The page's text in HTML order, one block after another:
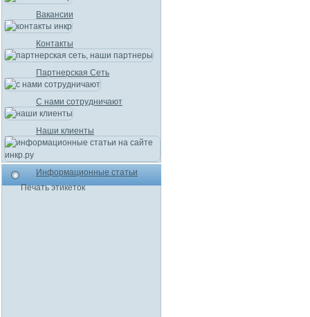
Вакансии
Контакты
Партнерская Сеть
С нами сотрудничают
Наши клиенты
Информационные статьи
Печать этикеток